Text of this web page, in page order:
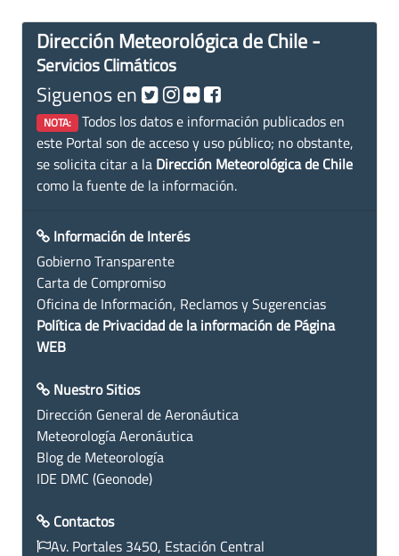
Dirección Meteorológica de Chile -
Servicios Climáticos
Siguenos en
NOTA: Todos los datos e información publicados en
este Portal son de acceso y uso público; no obstante,
se solicita citar a la Dirección Meteorológica de Chile
como la fuente de la información.
Información de Interés
Gobierno Transparente
Carta de Compromiso
Oficina de Información, Reclamos y Sugerencias
Política de Privacidad de la información de Página
WEB
Nuestro Sitios
Dirección General de Aeronáutica
Meteorología Aeronáutica
Blog de Meteorología
IDE DMC (Geonode)
Contactos
Av. Portales 3450, Estación Central